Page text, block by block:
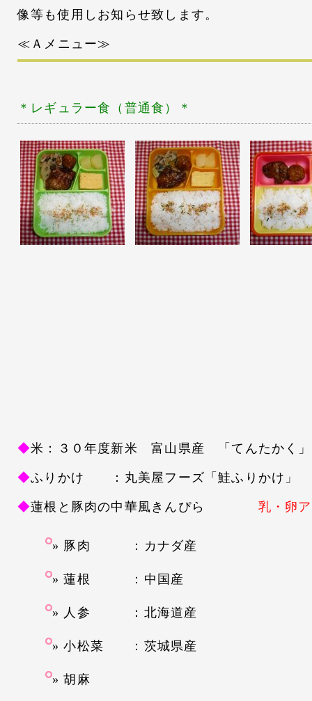
像等も使用しお知らせ致します。
≪Ａメニュー≫
＊レギュラー食（普通食）＊
◆米：３０年度新米 富山県産 「てんたかく」
◆ふりかけ ：丸美屋フーズ「鮭ふりかけ」
◆蓮根と豚肉の中華風きんぴら 乳・卵アレ
豚肉 ：カナダ産
蓮根 ：中国産
人参 ：北海道産
小松菜 ：茨城県産
胡麻